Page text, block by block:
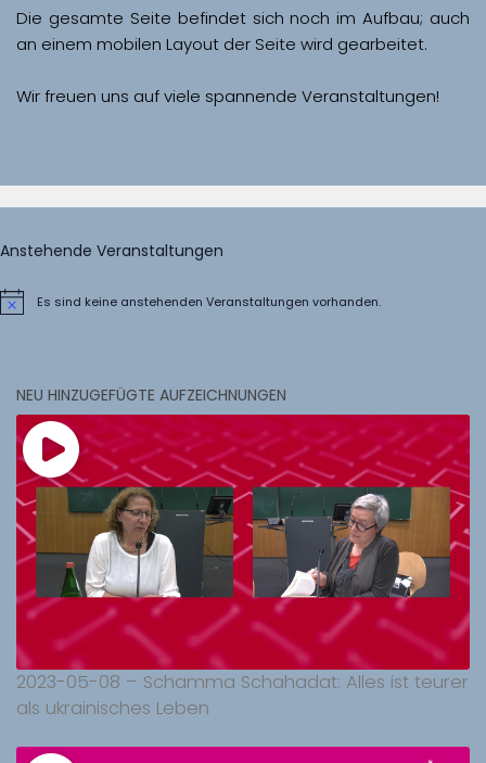
Die gesamte Seite befindet sich noch im Aufbau; auch
Wir freuen uns auf viele spannende Veranstaltungen!
Anstehende Veranstaltungen
HinweisEs sind keine anstehenden Veranstaltungen vorhanden.
NEU HINZUGEFÜGTE AUFZEICHNUNGEN
2023-05-08 – Schamma Schahadat: Alles ist teurer
als ukrainisches Leben